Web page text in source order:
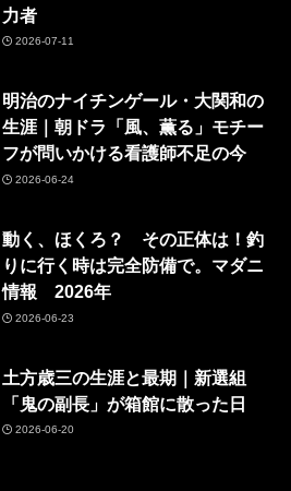
力者
2026-07-11
明治のナイチンゲール・大関和の
生涯｜朝ドラ「風、薫る」モチー
フが問いかける看護師不足の今
2026-06-24
動く、ほくろ？ その正体は！釣
りに行く時は完全防備で。マダニ
情報 2026年
2026-06-23
土方歳三の生涯と最期｜新選組
「鬼の副長」が箱館に散った日
2026-06-20